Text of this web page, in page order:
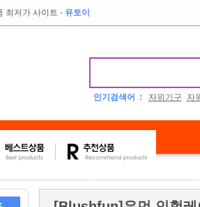
최저가 사이트 - 유토이
인기검색어 : 자위기구 자